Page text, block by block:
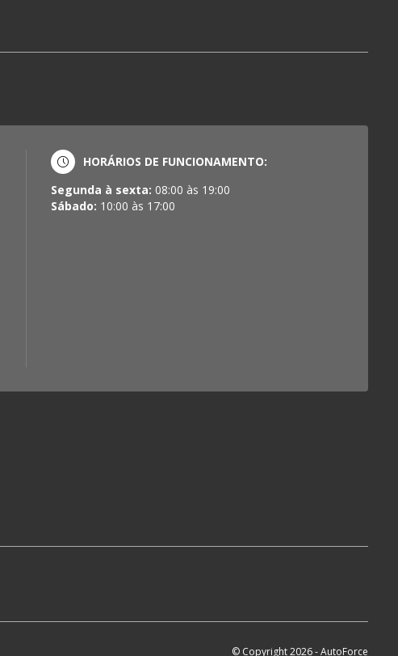
HORÁRIOS DE FUNCIONAMENTO:
Segunda à sexta: 08:00 às 19:00
Sábado: 10:00 às 17:00
© Copyright 2026 - AutoForce